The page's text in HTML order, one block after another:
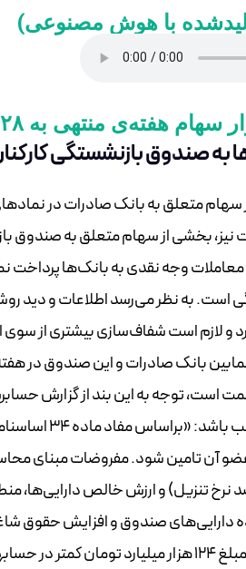
با هوش مصنوعی)
هفته‌ی منتهی به ۲۸ شهریور ۱۴۰۴
صندوق بازنشستگی
متعلق به بانک صادرات در
نیز، بخشی از سهام متعلق به صندوق
معاملات وجه نقدی به بانک‌ها
است. به نظر می‌رسد اطلاعات و دید
و لازم است شفاف‌سازی بیشتری از سوی
و ۲۳ درصد نرخ تنزیل) و ارزش خالص
دارایی‌های صندوق و افزایش حقوق
شده است.»